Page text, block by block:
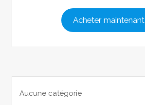
Acheter maintenant
Aucune catégorie